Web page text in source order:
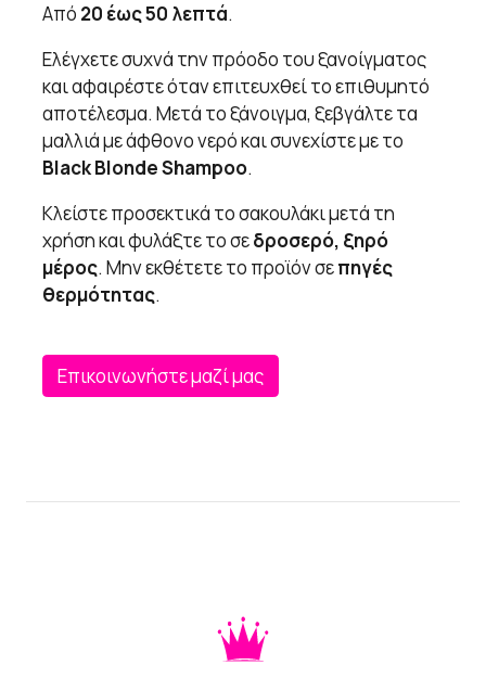
Από 20 έως 50 λεπτά.
Ελέγχετε συχνά την πρόοδο του ξανοίγματος
και αφαιρέστε όταν επιτευχθεί το επιθυμητό
αποτέλεσμα. Μετά το ξάνοιγμα, ξεβγάλτε τα
μαλλιά με άφθονο νερό και συνεχίστε με το
Black Blonde Shampoo.
Κλείστε προσεκτικά το σακουλάκι μετά τη
χρήση και φυλάξτε το σεδροσερό, ξηρό
μέρος. Μην εκθέτετε το προϊόν σεπηγές
θερμότητας.
Επικοινωνήστε μαζί μας